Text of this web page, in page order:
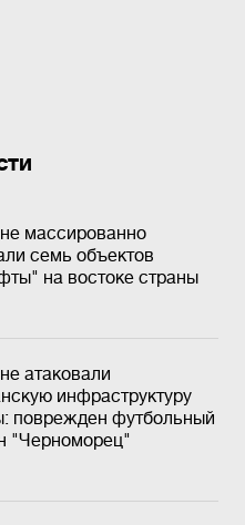
массированно
семь объектов
на востоке страны
атаковали
инфраструктуру
поврежден футбольный
"Черноморец"